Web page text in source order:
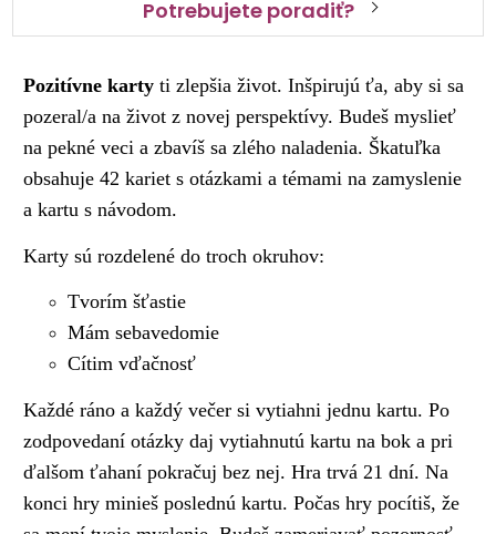
Potrebujete poradiť?
Pozitívne karty ti zlepšia život. Inšpirujú ťa, aby si sa
pozeral/a na život z novej perspektívy. Budeš myslieť
na pekné veci a zbavíš sa zlého naladenia. Škatuľka
obsahuje 42 kariet s otázkami a témami na zamyslenie
a kartu s návodom.
Karty sú rozdelené do troch okruhov:
Tvorím šťastie
Mám sebavedomie
Cítim vďačnosť
Každé ráno a každý večer si vytiahni jednu kartu. Po
zodpovedaní otázky daj vytiahnutú kartu na bok a pri
ďalšom ťahaní pokračuj bez nej. Hra trvá 21 dní. Na
konci hry minieš poslednú kartu. Počas hry pocítiš, že